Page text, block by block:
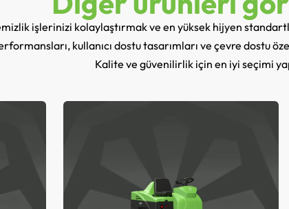
işlerinizi kolaylaştırmak ve en yüksek hijyen
kullanıcı dostu tasarımları ve çevre
Kalite ve güvenilirlik için en iyi seçimi